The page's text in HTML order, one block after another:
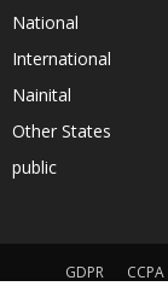
National
International
Nainital
Other States
public
GDPR CCPA